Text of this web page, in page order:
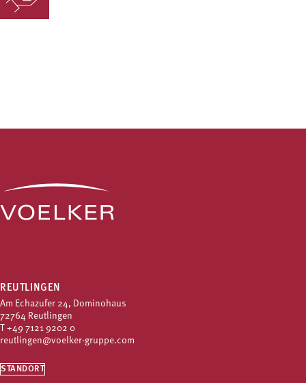
REUTLINGEN
Am Echazufer 24, Dominohaus
72764 Reutlingen
+49 7121 9202 0
reutlingen@voelker-gruppe.com
STANDORT